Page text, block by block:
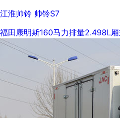
江淮帅铃 帅铃S7
福田康明斯160马力排量2.498L